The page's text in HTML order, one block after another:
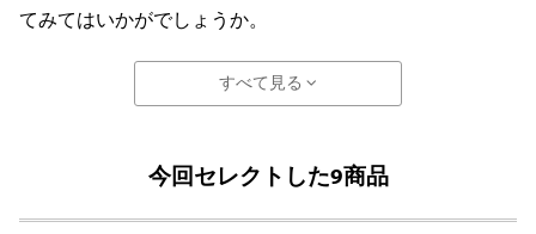
てみてはいかがでしょうか。
すべて見る
今回セレクトした9商品